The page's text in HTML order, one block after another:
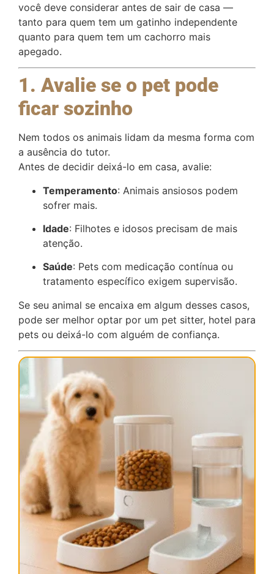
você deve considerar antes de sair de casa —
tanto para quem tem um gatinho independente
quanto para quem tem um cachorro mais
apegado.
1. Avalie se o pet pode
ficar sozinho
Nem todos os animais lidam da mesma forma com
a ausência do tutor.
Antes de decidir deixá-lo em casa, avalie:
Temperamento: Animais ansiosos podem
sofrer mais.
Idade: Filhotes e idosos precisam de mais
atenção.
Saúde: Pets com medicação contínua ou
tratamento específico exigem supervisão.
Se seu animal se encaixa em algum desses casos,
pode ser melhor optar por um pet sitter, hotel para
pets ou deixá-lo com alguém de confiança.